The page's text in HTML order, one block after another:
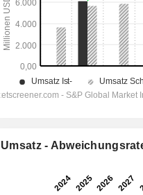
Umsatz -